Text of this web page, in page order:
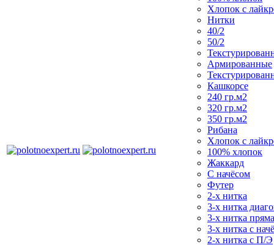
Хлопок с
Нитки
40/2
50/2
Армированные
Кашкорсе
240 гр.м2
320 гр.м2
350 гр.м2
Рибана
Хлопок с
100% хлопок
Жаккард
С начёсом
Футер
2-х нитка
3-х нитка
3-х нитка
3-х нитка с
2-х нитка с П/Э